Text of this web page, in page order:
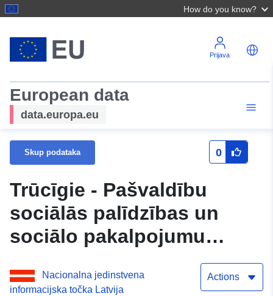
How do you know?
Prijava
European data
data.europa.eu
Skup podataka 0
Trūcīgie - Pašvaldību
sociālās palīdzības un
sociālo pakalpojumu
sistēmas (SOPA) dati -
90001947311
Nacionalna jedinstvena
informacijska točka Latvija
Actions